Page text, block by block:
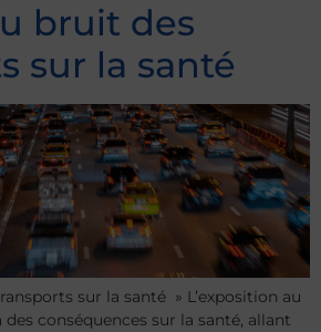
bruit des
sur la santé
sur la santé » L’exposition au
conséquences sur la santé, allant